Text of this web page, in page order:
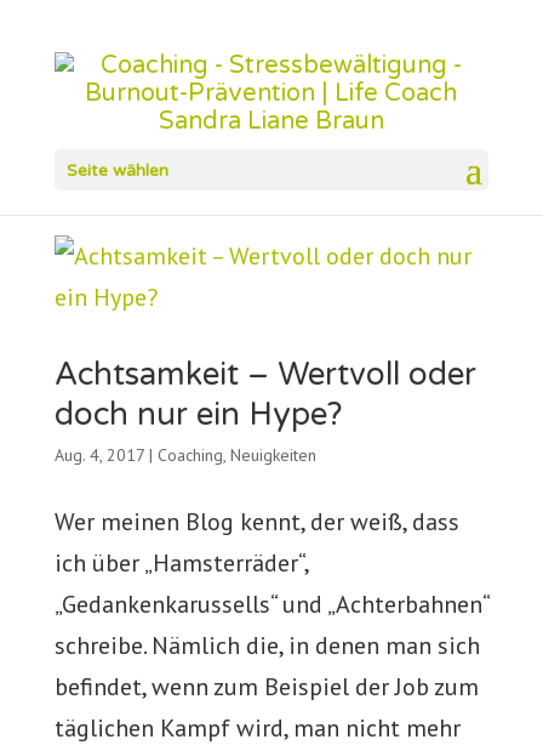
Seite wählen
Achtsamkeit – Wertvoll oder
doch nur ein Hype?
Aug. 4, 2017| Coaching, Neuigkeiten
Wer meinen Blog kennt, der weiß, dass
ich über „Hamsterräder“,
„Gedankenkarussells“ und „Achterbahnen“
schreibe. Nämlich die, in denen man sich
befindet, wenn zum Beispiel der Job zum
täglichen Kampf wird, man nicht mehr